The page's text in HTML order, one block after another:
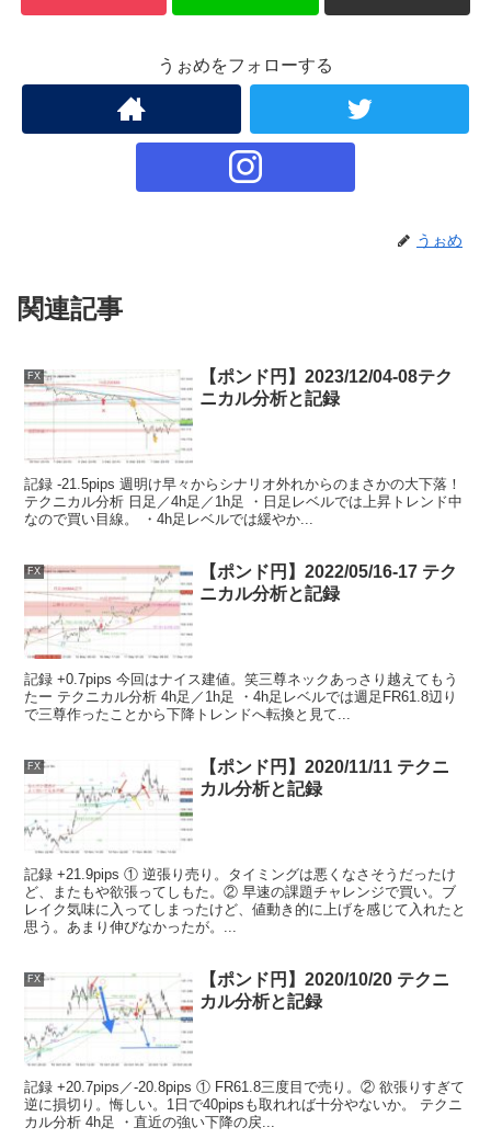
うぉめをフォローする
うぉめ
関連記事
FX
【ポンド円】2023/12/04-08テク
ニカル分析と記録
記録 -21.5pips 週明け早々からシナリオ外れからのまさかの大下落！
テクニカル分析 日足／4h足／1h足 ・日足レベルでは上昇トレンド中
なので買い目線。 ・4h足レベルでは緩やか...
FX
【ポンド円】2022/05/16-17 テク
ニカル分析と記録
記録 +0.7pips 今回はナイス建値。笑三尊ネックあっさり越えてもう
たー テクニカル分析 4h足／1h足 ・4h足レベルでは週足FR61.8辺り
で三尊作ったことから下降トレンドへ転換と見て...
FX
【ポンド円】2020/11/11 テクニ
カル分析と記録
記録 +21.9pips ① 逆張り売り。タイミングは悪くなさそうだったけ
ど、またもや欲張ってしもた。② 早速の課題チャレンジで買い。ブ
レイク気味に入ってしまったけど、値動き的に上げを感じて入れたと
思う。あまり伸びなかったが。...
FX
【ポンド円】2020/10/20 テクニ
カル分析と記録
記録 +20.7pips／-20.8pips ① FR61.8三度目で売り。② 欲張りすぎて
逆に損切り。悔しい。1日で40pipsも取れれば十分やないか。 テクニ
カル分析 4h足 ・直近の強い下降の戻...